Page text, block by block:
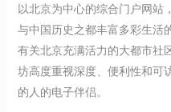
以北京为中心的综合门户网站
与中国历史之都丰富多彩生活
有关北京充满活力的大都市社
坊高度重视深度、便利性和可
的人的电子伴侣。